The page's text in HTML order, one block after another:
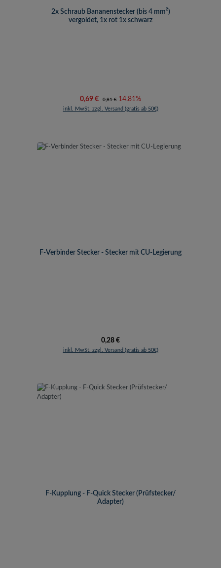
2x Schraub Bananenstecker (bis 4 mm²)
vergoldet, 1x rot 1x schwarz
Verkaufspreis:
0,69 € Regulärer Preis:
0,81 € 14.81%
inkl. MwSt. zzgl. Versand (gratis ab 50€)
F-Verbinder Stecker - Stecker mit CU-Legierung
Regulärer Preis:
0,28 €
inkl. MwSt. zzgl. Versand (gratis ab 50€)
F-Kupplung - F-Quick Stecker (Prüfstecker/
Adapter)